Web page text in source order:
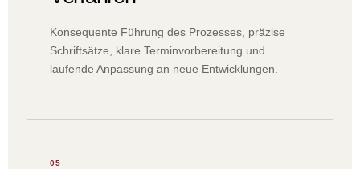
Konsequente Führung des Prozesses, präzise
Schriftsätze, klare Terminvorbereitung und
laufende Anpassung an neue Entwicklungen.
05